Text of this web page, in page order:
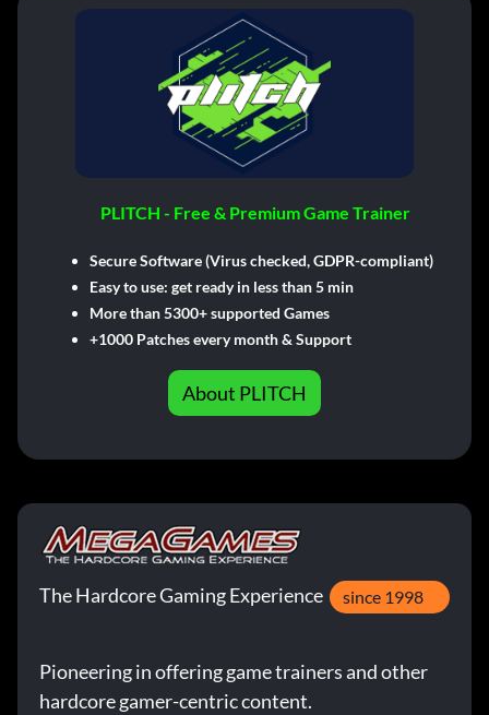
PLITCH - Free & Premium Game Trainer
Secure Software (Virus checked, GDPR-compliant)
Easy to use: get ready in less than 5 min
More than 5300+ supported Games
+1000 Patches every month & Support
About PLITCH
The Hardcore Gaming Experience since 1998
Pioneering in offering game trainers and other
hardcore gamer-centric content.